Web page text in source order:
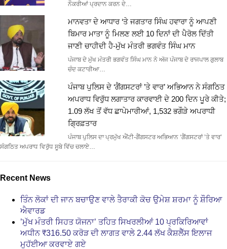
ਨੌਕਰੀਆਂ ਪ੍ਰਦਾਨ ਕਰਨ ਦੇ…
ਮਾਨਵਤਾ ਦੇ ਆਧਾਰ ‘ਤੇ ਜਗਤਾਰ ਸਿੰਘ ਹਵਾਰਾ ਨੂੰ ਆਪਣੀ
ਬਿਮਾਰ ਮਾਤਾ ਨੂੰ ਮਿਲਣ ਲਈ 10 ਦਿਨਾਂ ਦੀ ਪੈਰੋਲ ਦਿੱਤੀ
ਜਾਣੀ ਚਾਹੀਦੀ ਹੈ-ਮੁੱਖ ਮੰਤਰੀ ਭਗਵੰਤ ਸਿੰਘ ਮਾਨ
ਪੰਜਾਬ ਦੇ ਮੁੱਖ ਮੰਤਰੀ ਭਗਵੰਤ ਸਿੰਘ ਮਾਨ ਨੇ ਅੱਜ ਪੰਜਾਬ ਦੇ ਰਾਜਪਾਲ ਗੁਲਾਬ
ਚੰਦ ਕਟਾਰੀਆ…
ਪੰਜਾਬ ਪੁਲਿਸ ਦੇ ‘ਗੈਂਗਸਟਰਾਂ ’ਤੇ ਵਾਰ’ ਅਭਿਆਨ ਨੇ ਸੰਗਠਿਤ
ਅਪਰਾਧ ਵਿਰੁੱਧ ਲਗਾਤਾਰ ਕਾਰਵਾਈ ਦੇ 200 ਦਿਨ ਪੂਰੇ ਕੀਤੇ;
1.09 ਲੱਖ ਤੋਂ ਵੱਧ ਛਾਪੇਮਾਰੀਆਂ, 1,532 ਭਗੌੜੇ ਅਪਰਾਧੀ
ਗ੍ਰਿਫ਼ਤਾਰ
ਪੰਜਾਬ ਪੁਲਿਸ ਦਾ ਪ੍ਰਮੁੱਖ ਐਂਟੀ-ਗੈਂਗਸਟਰ ਅਭਿਆਨ ‘ਗੈਂਗਸਟਰਾਂ ’ਤੇ ਵਾਰ’
ਸੰਗਠਿਤ ਅਪਰਾਧ ਵਿਰੁੱਧ ਸੂਬੇ ਵਿੱਚ ਚਲਾਏ…
Recent News
ਤਿੰਨ ਲੋਕਾਂ ਦੀ ਜਾਨ ਬਚਾਉਣ ਵਾਲੇ ਤੈਰਾਕੀ ਕੋਚ ਉਮੇਸ਼ ਸ਼ਰਮਾ ਨੂੰ ਸ਼ੌਰਿਆ
ਐਵਾਰਡ
’ਮੁੱਖ ਮੰਤਰੀ ਸਿਹਤ ਯੋਜਨਾ’ ਤਹਿਤ ਸਿਖਰਲੀਆਂ 10 ਪ੍ਰਕਿਰਿਆਵਾਂ
ਅਧੀਨ ₹316.50 ਕਰੋੜ ਦੀ ਲਾਗਤ ਵਾਲੇ 2.44 ਲੱਖ ਕੈਸ਼ਲੈੱਸ ਇਲਾਜ
ਮੁਹੱਈਆ ਕਰਵਾਏ ਗਏ